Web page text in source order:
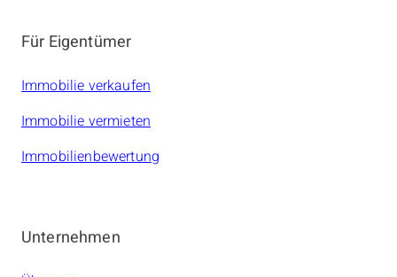
Für Eigentümer
Immobilie verkaufen
Immobilie vermieten
Immobilienbewertung
Unternehmen